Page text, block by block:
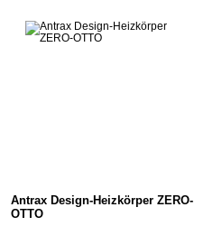
Antrax Design-Heizkörper ZERO-
OTTO